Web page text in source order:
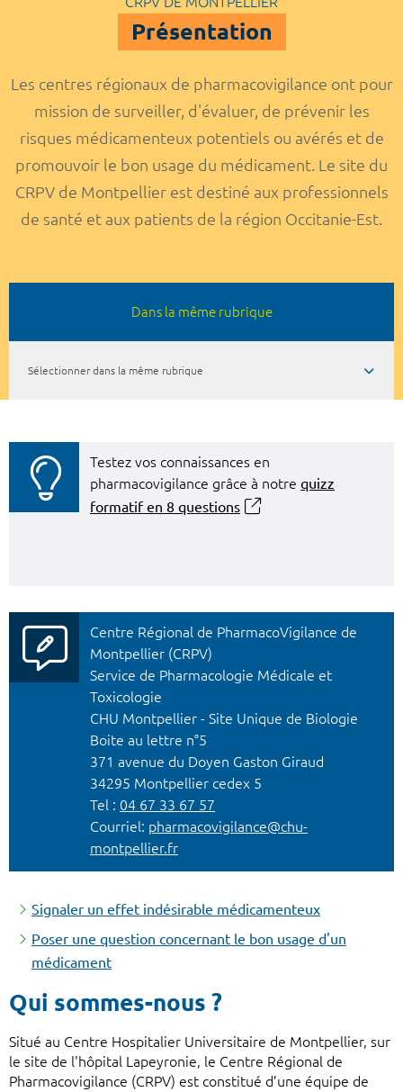
Présentation
Les centres régionaux de pharmacovigilance ont pour
mission de surveiller, d'évaluer, de prévenir les
risques médicamenteux potentiels ou avérés et de
promouvoir le bon usage du médicament. Le site du
CRPV de Montpellier est destiné aux professionnels
de santé et aux patients de la région Occitanie-Est.
Dans la même rubrique
Sélectionner dans la même rubrique
Testez vos connaissances en
pharmacovigilance grâce à notre quizz
formatif en 8 questions
Centre Régional de PharmacoVigilance de
Montpellier (CRPV)
Service de Pharmacologie Médicale et
Toxicologie
CHU Montpellier - Site Unique de Biologie
Boite au lettre n°5
371 avenue du Doyen Gaston Giraud
34295 Montpellier cedex 5
Tel : 04 67 33 67 57
Courriel: pharmacovigilance@chu-
montpellier.fr
Signaler un effet indésirable médicamenteux
Poser une question concernant le bon usage d'un
médicament
Qui sommes-nous ?
Situé au Centre Hospitalier Universitaire de Montpellier, sur
le site de l'hôpital Lapeyronie, le Centre Régional de
Pharmacovigilance (CRPV) est constitué d’une équipe de